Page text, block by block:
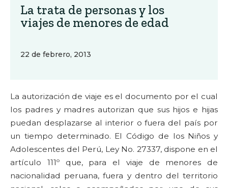
La trata de personas y los
viajes de menores de edad
22 de febrero, 2013
La autorización de viaje es el documento por el cual
los padres y madres autorizan que sus hijos e hijas
puedan desplazarse al interior o fuera del país por
un tiempo determinado. El Código de los Niños y
Adolescentes del Perú, Ley No. 27337, dispone en el
artículo 111º que, para el viaje de menores de
nacionalidad peruana, fuera y dentro del territorio